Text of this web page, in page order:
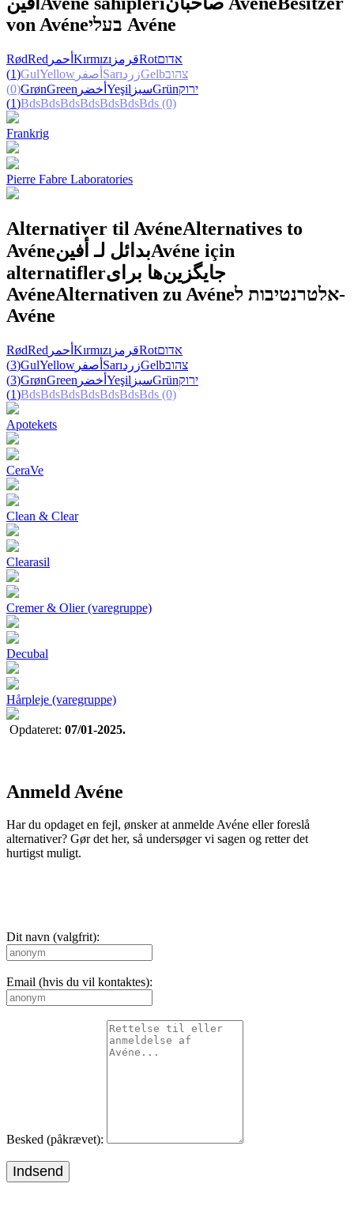
von Avéne
בעלי Avéne
RødRed أحمر Kırmızı قرمزRotאדום
(1)GulYellow أصفر SarıزردGelbצהוב
(0)GrønGreen أخضر Yeşil سبزGrünירוק
(1)BdsBdsBdsBdsBdsBdsBds (0)
Frankrig
Pierre Fabre Laboratories
Alternativer til AvéneAlternatives to
Avéneبدائل لـ أفينAvéne için
alternatiflerجایگزین‌ها برای
AvéneAlternativen zu Avéneאלטרנטיבות ל-
Avéne
RødRed أحمر Kırmızı قرمزRotאדום
(3)GulYellow أصفر SarıزردGelbצהוב
(3)GrønGreen أخضر Yeşil سبزGrünירוק
(1)BdsBdsBdsBdsBdsBdsBds (0)
Apotekets
CeraVe
Clean & Clear
Clearasil
Cremer & Olier (varegruppe)
Decubal
Hårpleje (varegruppe)
Opdateret: 07/01-2025.
Anmeld Avéne
Har du opdaget en fejl, ønsker at anmelde Avéne eller foreslå
alternativer? Gør det her, så undersøger vi sagen og retter det
hurtigst muligt.
Dit navn (valgfrit):
Email (hvis du vil kontaktes):
Besked (påkrævet):
Indsend